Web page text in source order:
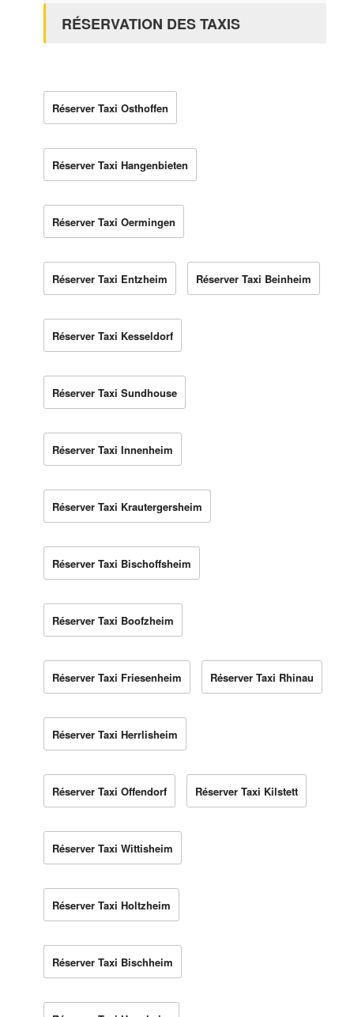
RÉSERVATION DES TAXIS
Réserver Taxi Osthoffen
Réserver Taxi Hangenbieten
Réserver Taxi Oermingen
Réserver Taxi Entzheim Réserver Taxi Beinheim
Réserver Taxi Kesseldorf
Réserver Taxi Sundhouse
Réserver Taxi Innenheim
Réserver Taxi Krautergersheim
Réserver Taxi Bischoffsheim
Réserver Taxi Boofzheim
Réserver Taxi Friesenheim Réserver Taxi Rhinau
Réserver Taxi Herrlisheim
Réserver Taxi Offendorf Réserver Taxi Kilstett
Réserver Taxi Wittisheim
Réserver Taxi Holtzheim
Réserver Taxi Bischheim